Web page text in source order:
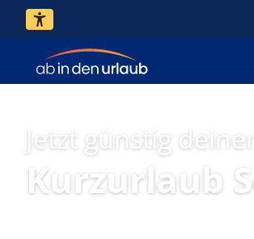
Jetzt günstig
Kurzurlaub